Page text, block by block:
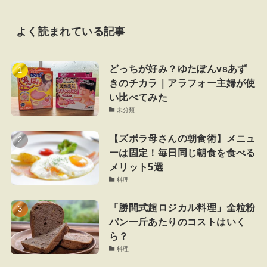
よく読まれている記事
どっちが好み？ゆたぽんvsあず
きのチカラ｜アラフォー主婦が使
い比べてみた
未分類
【ズボラ母さんの朝食術】メニュ
ーは固定！毎日同じ朝食を食べる
メリット5選
料理
「勝間式超ロジカル料理」全粒粉
パン一斤あたりのコストはいく
ら？
料理